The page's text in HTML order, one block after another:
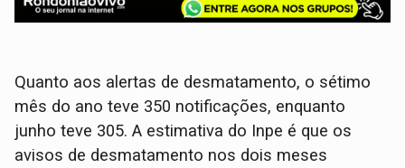
Quanto aos alertas de desmatamento, o sétimo
mês do ano teve 350 notificações, enquanto
junho teve 305. A estimativa do Inpe é que os
avisos de desmatamento nos dois meses